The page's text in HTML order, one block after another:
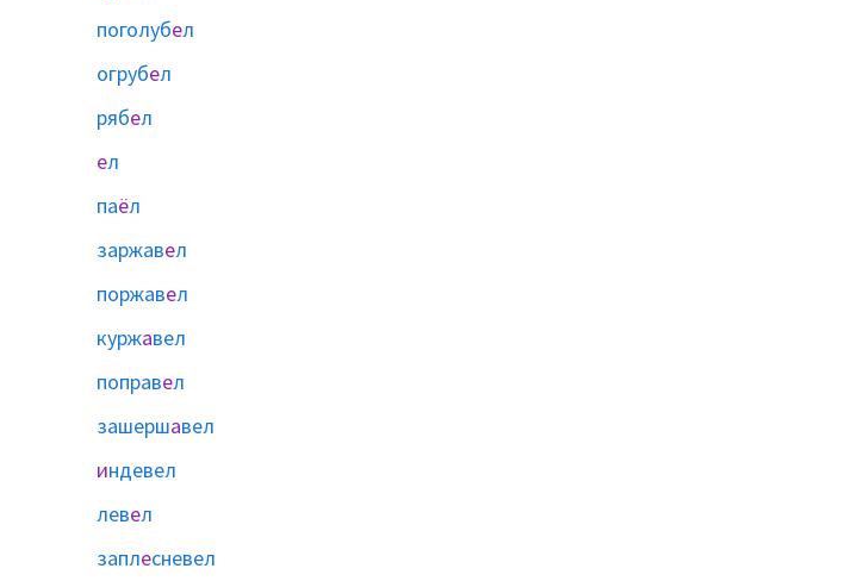
поголубел
огрубел
рябел
ел
паёл
заржавел
поржавел
куржавел
поправел
зашершавел
индевел
левел
заплесневел